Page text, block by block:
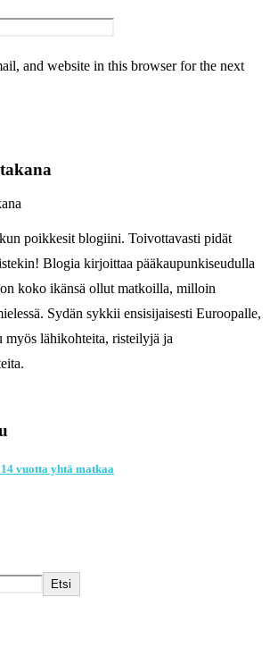
and website in this browser for the next
poikkesit blogiini. Toivottavasti pidät
Blogia kirjoittaa pääkaupunkiseudulla
koko ikänsä ollut matkoilla, milloin
Sydän sykkii ensisijaisesti Euroopalle,
myös lähikohteita, risteilyjä ja
vuotta yhtä matkaa
Etsi